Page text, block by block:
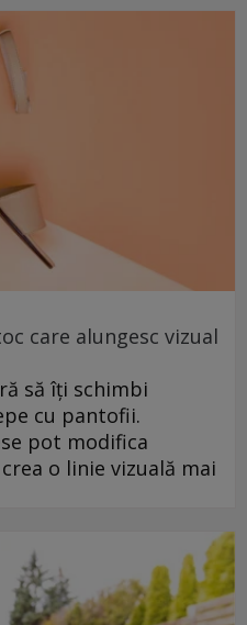
care alungesc vizual
să îți schimbi
cu pantofii.
pot modifica
o linie vizuală mai